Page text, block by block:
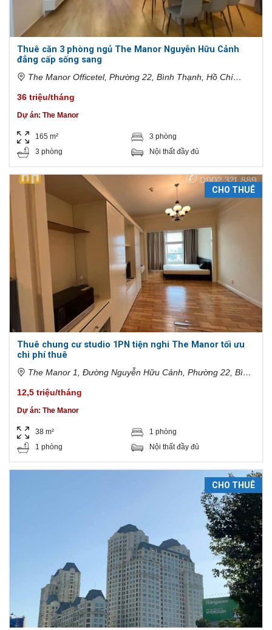
Thuê căn 3 phòng ngủ The Manor Nguyễn Hữu Cảnh
đẳng cấp sống sang
The Manor Officetel, Phường 22, Bình Thạnh, Hồ Chí
36 triệu/tháng
Dự án: The Manor
165 m²
3 phòng
3 phòng
Nội thất đầy đủ
CHO THUÊ
Thuê chung cư studio 1PN tiện nghi The Manor tối ưu
chi phí thuê
The Manor 1, Đường Nguyễn Hữu Cảnh, Phường 22, Bình
12,5 triệu/tháng
Dự án: The Manor
38 m²
1 phòng
1 phòng
Nội thất đầy đủ
CHO THUÊ